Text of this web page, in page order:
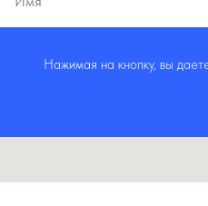
Нажимая на кнопку, вы